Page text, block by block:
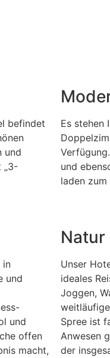
befindet
und
„3-
Es stehen
und
laden zum
in
und
und
offen
macht,
Natur
Unser
ideales
Joggen,
Spree ist
Anwesen
der